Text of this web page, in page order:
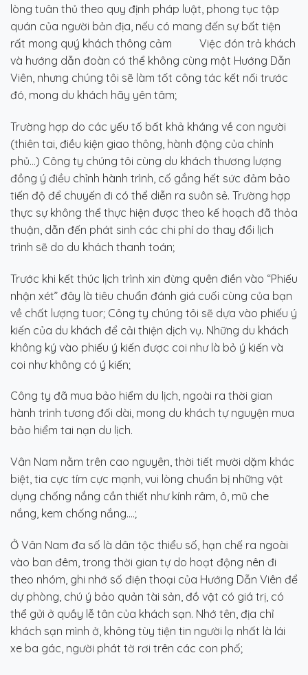
lòng tuân thủ theo quy định pháp luật, phong tục tập
quán của người bản địa, nếu có mang đến sự bất tiện
rất mong quý khách thông cảm Việc đón trả khách
và hướng dẫn đoàn có thể không cùng một Hướng Dẫn
Viên, nhưng chúng tôi sẽ làm tốt công tác kết nối trước
đó, mong du khách hãy yên tâm;
Trường hợp do các yếu tố bất khả kháng về con người
(thiên tai, điều kiện giao thông, hành động của chính
phủ…) Công ty chúng tôi cùng du khách thương lượng
đồng ý điều chỉnh hành trình, cố gắng hết sức đảm bảo
tiến độ để chuyến đi có thể diễn ra suôn sẻ. Trường hợp
thực sự không thể thực hiện được theo kế hoạch đã thỏa
thuận, dẫn đến phát sinh các chi phí do thay đổi lịch
trình sẽ do du khách thanh toán;
Trước khi kết thúc lịch trình xin đừng quên điền vào “Phiếu
nhận xét” đây là tiêu chuẩn đánh giá cuối cùng của bạn
về chất lượng tuor; Công ty chúng tôi sẽ dựa vào phiếu ý
kiến của du khách để cải thiện dịch vụ. Những du khách
không ký vào phiếu ý kiến được coi như là bỏ ý kiến và
coi như không có ý kiến;
Công ty đã mua bảo hiểm du lịch, ngoài ra thời gian
hành trình tương đối dài, mong du khách tự nguyện mua
bảo hiểm tai nạn du lịch.
Vân Nam nằm trên cao nguyên, thời tiết mười dặm khác
biệt, tia cực tím cực mạnh, vui lòng chuẩn bị những vật
dụng chống nắng cần thiết như kính râm, ô, mũ che
nắng, kem chống nắng….;
Ở Vân Nam đa số là dân tộc thiểu số, hạn chế ra ngoài
vào ban đêm, trong thời gian tự do hoạt động nên đi
theo nhóm, ghi nhớ số điện thoại của Hướng Dẫn Viên để
dự phòng, chú ý bảo quản tài sản, đồ vật có giá trị, có
thể gửi ở quầy lễ tân của khách sạn. Nhớ tên, địa chỉ
khách sạn mình ở, không tùy tiện tin người lạ nhất là lái
xe ba gác, người phát tờ rơi trên các con phố;